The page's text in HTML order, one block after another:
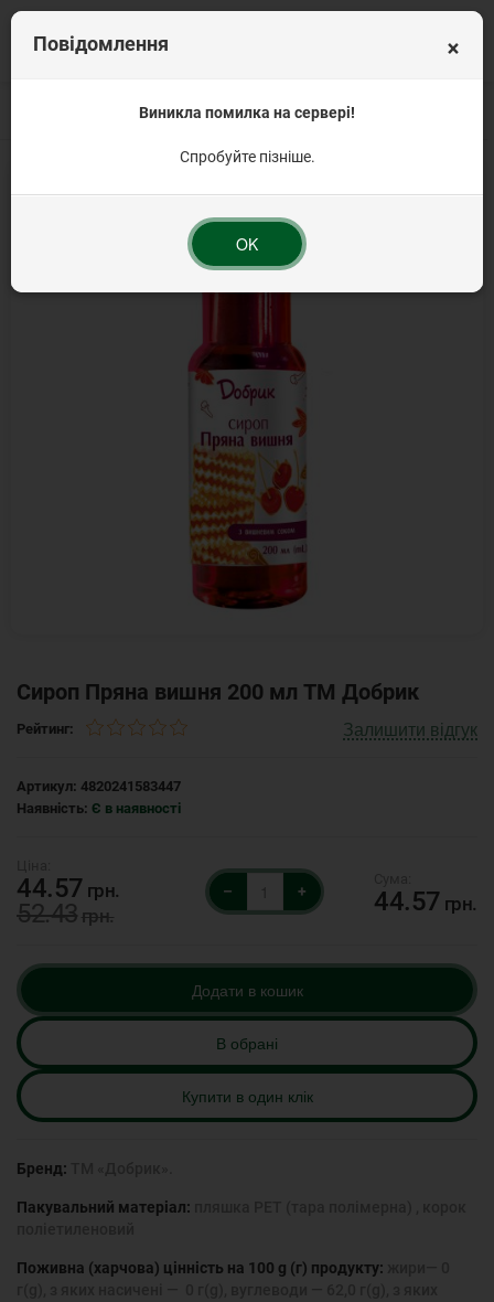
Сиропи для кави та коктейлів
-15%
Сироп Пряна вишня 200 мл ТМ Добрик
Рейтинг: Залишити відгук
Артикул: 4820241583447
Наявність: Є в наявності
44.57 грн.
52.43 грн.
– + 44.57 грн.
Додати в кошик
В обрані
Купити в один клік
Бренд:
Пакувальний матеріал:
Поживна (харчова) цінність на 100 g (г) продукту:
×
Повідомлення
Виникла помилка на сервері!
Спробуйте пізніше.
OK